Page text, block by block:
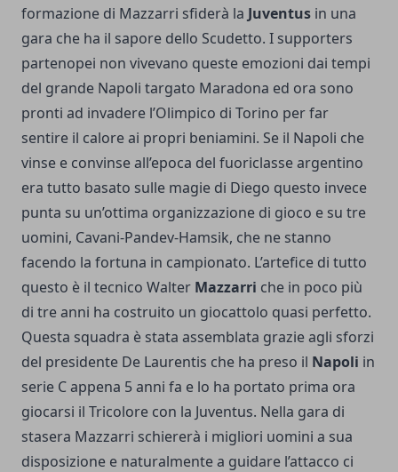
formazione di Mazzarri sfiderà la Juventus in una
gara che ha il sapore dello Scudetto. I supporters
partenopei non vivevano queste emozioni dai tempi
del grande Napoli targato Maradona ed ora sono
pronti ad invadere l’Olimpico di Torino per far
sentire il calore ai propri beniamini. Se il Napoli che
vinse e convinse all’epoca del fuoriclasse argentino
era tutto basato sulle magie di Diego questo invece
punta su un’ottima organizzazione di gioco e su tre
uomini, Cavani-Pandev-Hamsik, che ne stanno
facendo la fortuna in campionato. L’artefice di tutto
questo è il tecnico Walter Mazzarri che in poco più
di tre anni ha costruito un giocattolo quasi perfetto.
Questa squadra è stata assemblata grazie agli sforzi
del presidente De Laurentis che ha preso il Napoli in
serie C appena 5 anni fa e lo ha portato prima ora
giocarsi il Tricolore con la Juventus. Nella gara di
stasera Mazzarri schiererà i migliori uomini a sua
disposizione e naturalmente a guidare l’attacco ci